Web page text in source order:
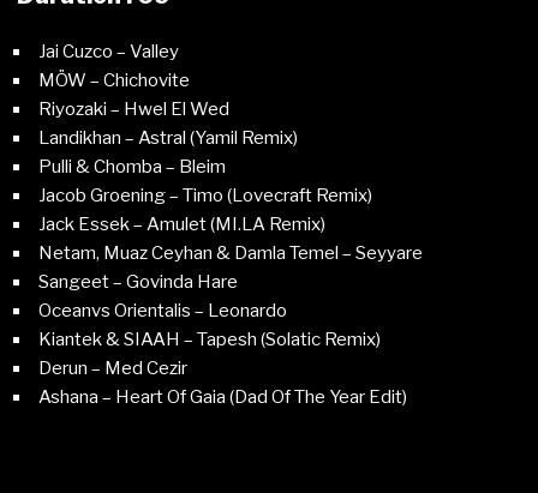
Jai Cuzco – Valley
MÖW – Chichovite
Riyozaki – Hwel El Wed
Landikhan – Astral (Yamil Remix)
Pulli & Chomba – Bleim
Jacob Groening – Timo (Lovecraft Remix)
Jack Essek – Amulet (MI.LA Remix)
Netam, Muaz Ceyhan & Damla Temel – Seyyare
Sangeet – Govinda Hare
Oceanvs Orientalis – Leonardo
Kiantek & SIAAH – Tapesh (Solatic Remix)
Derun – Med Cezir
Ashana – Heart Of Gaia (Dad Of The Year Edit)